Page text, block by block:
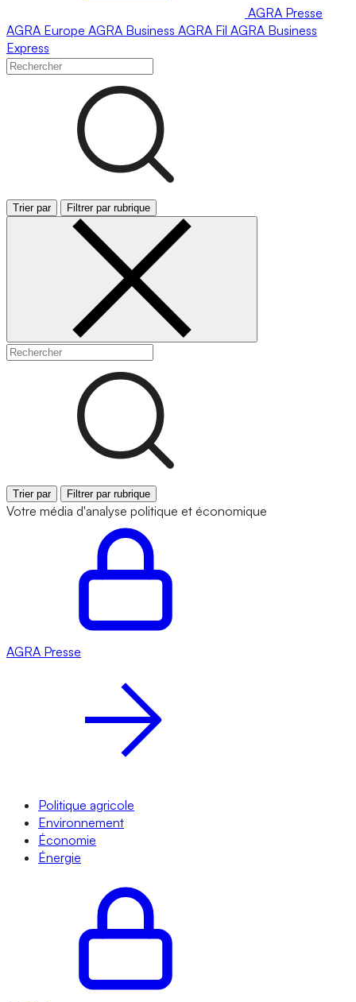
AGRA Presse
AGRA Europe AGRA Business AGRA Fil AGRA Business
Express
Trier par Filtrer par rubrique
Trier par Filtrer par rubrique
Votre média d'analyse politique et économique
AGRA Presse
Politique agricole
Environnement
Économie
Énergie